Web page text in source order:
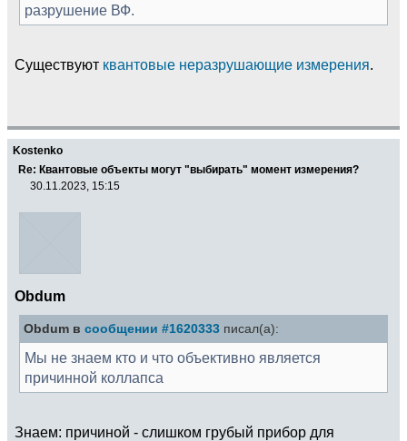
разрушение ВФ.
Существуют квантовые неразрушающие измерения.
Kostenko
Re: Квантовые объекты могут "выбирать" момент измерения?
30.11.2023, 15:15
Obdum
Obdum в сообщении #1620333 писал(а):
Мы не знаем кто и что объективно является
причинной коллапса
Знаем: причиной - слишком грубый прибор для